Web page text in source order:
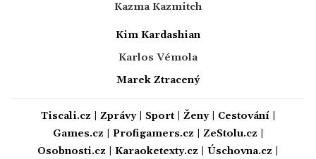
Kazma Kazmitch
Kim Kardashian
Karlos Vémola
Marek Ztracený
Tiscali.cz Zprávy| Sport| Ženy| Cestování|
Games.cz
Profigamers.cz ZeStolu.cz
Osobnosti.cz
Karaoketexty.cz Úschovna.cz